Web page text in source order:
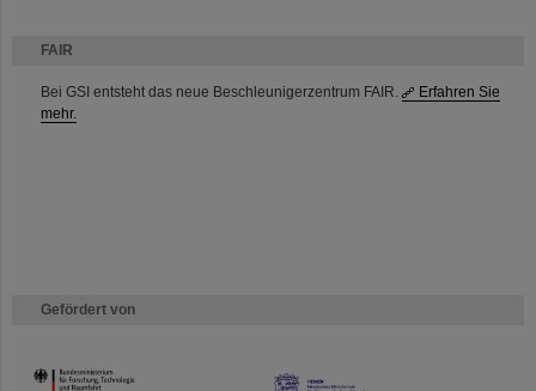
FAIR
Bei GSI entsteht das neue Beschleunigerzentrum FAIR.
Erfahren Sie
mehr.
Gefördert von
HMWK